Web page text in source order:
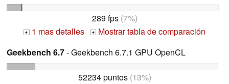
289 fps(7%)
+ 1 mas detalles +
Mostrar tabla de comparación
Geekbench 6.7- Geekbench 6.7.1 GPU OpenCL
52234 puntos(13%)